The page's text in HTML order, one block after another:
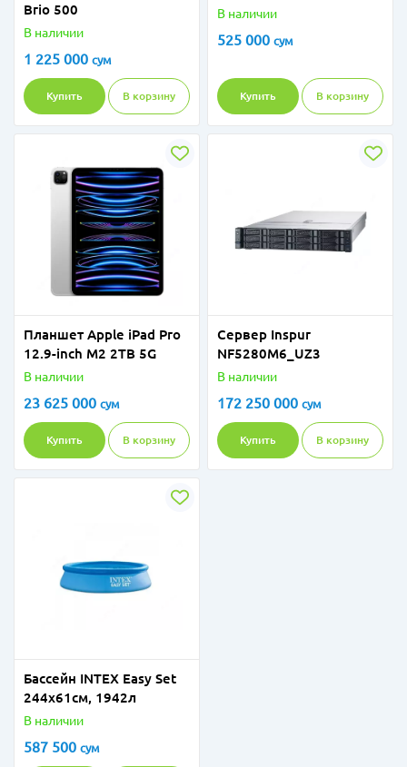
Brio 500
В наличии
1 225 000 сум
Купить В корзину
В наличии
525 000 сум
Купить В корзину
Планшет Apple iPad Pro
12.9-inch M2 2TB 5G
В наличии
23 625 000 сум
Купить В корзину
Сервер Inspur
NF5280M6_UZ3
В наличии
172 250 000 сум
Купить В корзину
Бассейн INTEX Easy Set
244х61см, 1942л
В наличии
587 500 сум